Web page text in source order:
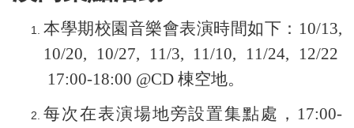
本學期校園音樂會表演時間如下： 10/13,
10/20, 10/27, 11/3, 11/10, 11/24, 12/22
17:00-18:00 @CD 棟空地。
每次在表演場地旁設置集點處， 17:00-